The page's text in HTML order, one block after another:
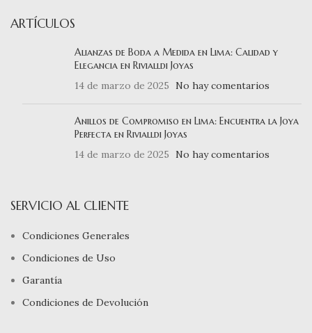
ARTÍCULOS
Alianzas de Boda a Medida en Lima: Calidad y
Elegancia en Rivialldi Joyas
14 de marzo de 2025
No hay comentarios
Anillos de Compromiso en Lima: Encuentra la Joya
Perfecta en Rivialldi Joyas
14 de marzo de 2025
No hay comentarios
SERVICIO AL CLIENTE
Condiciones Generales
Condiciones de Uso
Garantía
Condiciones de Devolución